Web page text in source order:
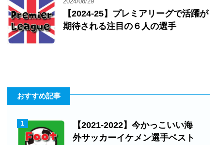
【2024-25】プレミアリーグで活躍が
期待される注目の６人の選手
おすすめ記事
1
【2021-2022】今かっこいい海
外サッカーイケメン選手ベスト